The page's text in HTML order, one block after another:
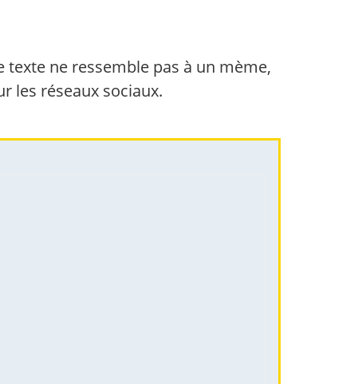
texte ne ressemble pas à un mème,
les réseaux sociaux.